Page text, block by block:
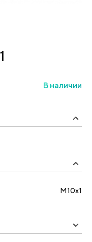
В наличии
М10х1